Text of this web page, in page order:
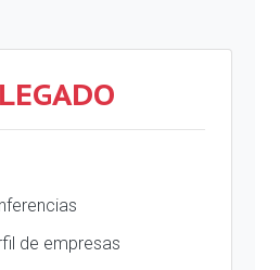
de empresas